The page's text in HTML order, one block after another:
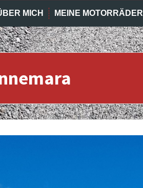
MICH MEINE MOTORRÄDER